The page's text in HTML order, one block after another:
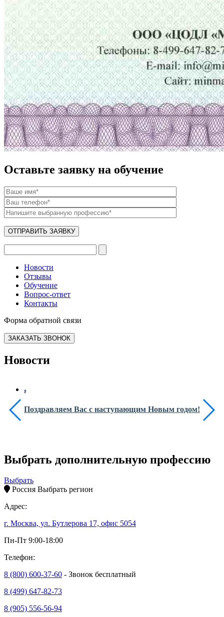
Оставьте заявку на обучение
Новости
Отзывы
Обучение
Вопрос-ответ
Контакты
Форма обратной связи
ЗАКАЗАТЬ ЗВОНОК
Новости
Поздравляем Вас с наступающим Новым годом!
Выбрать дополнительную профессию
Выбрать
Россия Выбрать регион
Адрес:
г. Москва, ул. Бутлерова 17, офис 5054
Пн-Пт 9:00-18:00
Телефон:
8 (800) 600-37-60 - Звонок бесплатный
8 (499) 647-82-73
8 (905) 556-56-94